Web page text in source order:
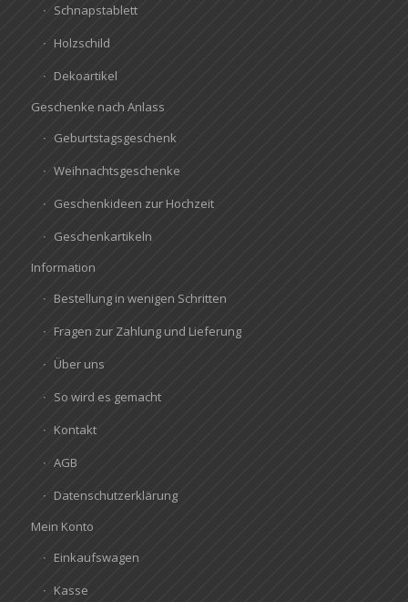
Schnapstablett
Holzschild
Dekoartikel
Geschenke nach Anlass
Geburtstagsgeschenk
Weihnachtsgeschenke
Geschenkideen zur Hochzeit
Geschenkartikeln
Information
Bestellung in wenigen Schritten
Fragen zur Zahlung und Lieferung
Über uns
So wird es gemacht
Kontakt
AGB
Datenschutzerklärung
Mein Konto
Einkaufswagen
Kasse